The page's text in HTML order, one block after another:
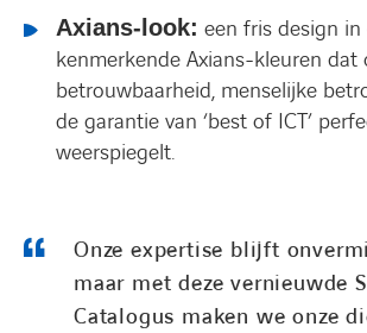
Axians-look: een fris design in
kenmerkende Axians-kleuren dat
betrouwbaarheid, menselijke
de garantie van ‘best of ICT’
weerspiegelt.
Onze expertise blijft
maar met deze vernieuwde
Catalogus maken we onze